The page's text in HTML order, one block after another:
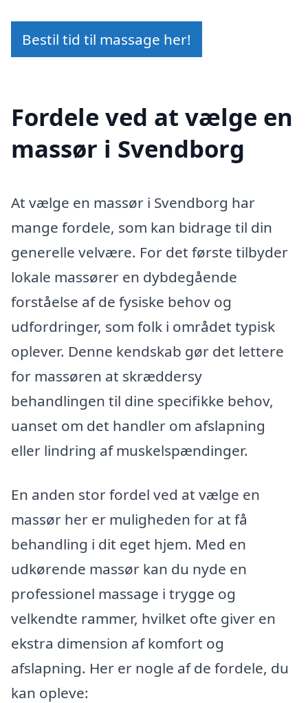
Bestil tid til massage her!
Fordele ved at vælge en
massør i Svendborg
At vælge en massør i Svendborg har
mange fordele, som kan bidrage til din
generelle velvære. For det første tilbyder
lokale massører en dybdegående
forståelse af de fysiske behov og
udfordringer, som folk i området typisk
oplever. Denne kendskab gør det lettere
for massøren at skræddersy
behandlingen til dine specifikke behov,
uanset om det handler om afslapning
eller lindring af muskelspændinger.
En anden stor fordel ved at vælge en
massør her er muligheden for at få
behandling i dit eget hjem. Med en
udkørende massør kan du nyde en
professionel massage i trygge og
velkendte rammer, hvilket ofte giver en
ekstra dimension af komfort og
afslapning. Her er nogle af de fordele, du
kan opleve: